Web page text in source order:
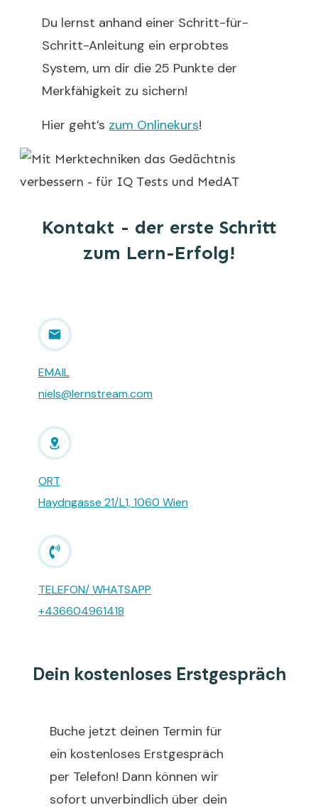
Du lernst anhand einer Schritt-für-
Schritt-Anleitung ein erprobtes
System, um dir die 25 Punkte der
Merkfähigkeit zu sichern!
Hier geht’s zum Onlinekurs!
Kontakt - der erste Schritt
zum Lern-Erfolg!
EMAIL
niels@lernstream.com
ORT
Haydngasse 21/L1, 1060 Wien
TELEFON/ WHATSAPP
+436604961418
Dein kostenloses Erstgespräch
Buche jetzt deinen Termin für
ein kostenloses Erstgespräch
per Telefon! Dann können wir
sofort unverbindlich über dein